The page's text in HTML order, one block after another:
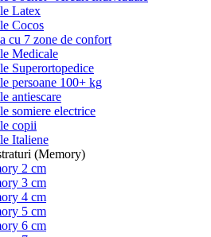
Latex
Cocos
cu 7 zone de confort
Medicale
Superortopedice
persoane 100+ kg
antiescare
somiere electrice
copii
Italiene
(Memory)
2 cm
3 cm
4 cm
5 cm
6 cm